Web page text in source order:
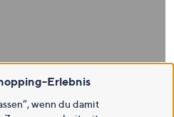
Erlebnis
wenn du damit